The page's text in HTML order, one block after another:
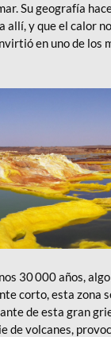
Su geografía
allí, y que el calor
en uno de los
30 000 años,
corto, esta zona
de esta gran
de volcanes,